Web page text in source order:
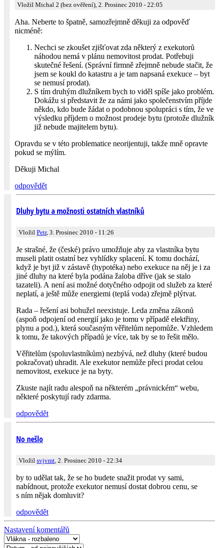
Vložil Michal 2 (bez ověření), 2. Prosinec 2010 - 22:05
Aha. Neberte to špatně, samozřejmně děkuji za odpověď
nicméně:
Nechci se zkoušet zjišťovat zda některý z exekutorů
náhodou nemá v plánu nemovitost prodat. Potřebuji
skutečné řešení. (Správní firmně zřejmně nebude stačit, že
jsem se koukl do katastru a je tam napsaná exekuce – byt
se nemusí prodat).
S tím druhým dlužníkem bych to viděl spíše jako problém.
Dokážu si představit že za námi jako společenstvím příjde
někdo, kdo bude žádat o podobnou spolupráci s tím, že ve
výsledku příjdem o možnost prodeje bytu (protože dlužník
již nebude majitelem bytu).
Opravdu se v této problematice neorijentuji, takže mně opravte
pokud se mýlím.
Děkuji Michal
odpovědět
Dluhy bytu a možnosti ostatních vlastníků
Vložil Petr, 3. Prosinec 2010 - 11:26
Je strašné, že (české) právo umožňuje aby za vlastníka bytu
museli platit ostatní bez vyhlídky splacení. K tomu dochází,
když je byt již v zástavě (hypotéka) nebo exekuce na něj je i za
jiné dluhy na které byla podána žaloba dříve (jak se stalo
tazateli). A není asi možné dotyčného odpojit od služeb za které
neplatí, a ještě může energiemi (teplá voda) zřejmě plýtvat.
Rada – řešení asi bohužel neexistuje. Leda změna zákonů
(aspoň odpojení od energií jako je tomu v případě elektřiny,
plynu a pod.), která současným věřitelům nepomůže. Vzhledem
k tomu, že takových případů je více, tak by se to řešit mělo.
Věřitelům (spoluvlastníkům) nezbývá, než dluhy (které budou
pokračovat) uhradit. Ale exekutor nemůže přeci prodat celou
nemovitost, exekuce je na byty.
Zkuste najít radu alespoň na některém „právnickém“ webu,
některé poskytují rady zdarma.
odpovědět
No nešlo
Vložil svjvmt , 2. Prosinec 2010 - 22:34
by to udělat tak, že se ho budete snažit prodat vy sami,
nabídnout, protože exekutor nemusí dostat dobrou cenu, se
s ním nějak domluvit?
odpovědět
Nastavení komentářů